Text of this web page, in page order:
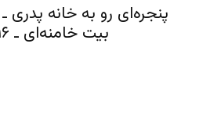
پنجره‌ای رو به خانه پدری
بیت خامنه‌ای ـ ۱۶ امرداد / ۷ آگوست